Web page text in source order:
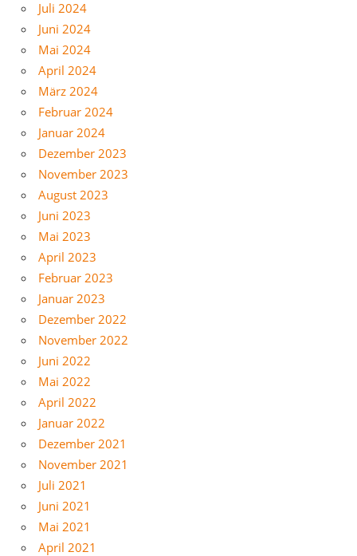
Juli 2024
Juni 2024
Mai 2024
April 2024
März 2024
Februar 2024
Januar 2024
Dezember 2023
November 2023
August 2023
Juni 2023
Mai 2023
April 2023
Februar 2023
Januar 2023
Dezember 2022
November 2022
Juni 2022
Mai 2022
April 2022
Januar 2022
Dezember 2021
November 2021
Juli 2021
Juni 2021
Mai 2021
April 2021